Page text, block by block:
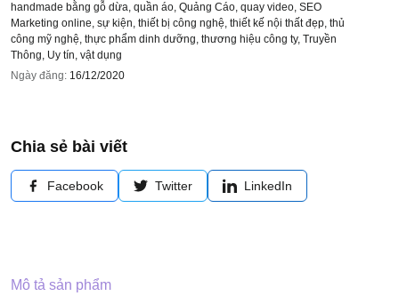
handmade bằng gỗ dừa, quần áo, Quảng Cáo, quay video, SEO
Marketing online, sự kiện, thiết bị công nghệ, thiết kế nội thất đẹp, thủ
công mỹ nghệ, thực phẩm dinh dưỡng, thương hiệu công ty, Truyền
Thông, Uy tín, vật dụng
Ngày đăng: 16/12/2020
Chia sẻ bài viết
Facebook Twitter LinkedIn
Mô tả sản phẩm